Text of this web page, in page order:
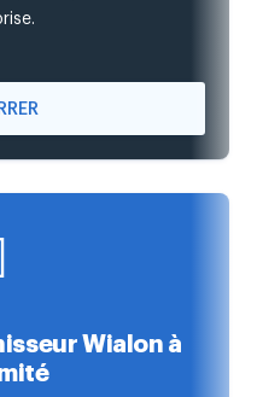
Wialon à